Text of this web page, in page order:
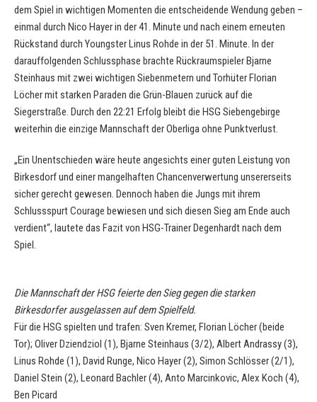
dem Spiel in wichtigen Momenten die entscheidende Wendung geben –
einmal durch Nico Hayer in der 41. Minute und nach einem erneuten
Rückstand durch Youngster Linus Rohde in der 51. Minute. In der
darauffolgenden Schlussphase brachte Rückraumspieler Bjarne
Steinhaus mit zwei wichtigen Siebenmetern und Torhüter Florian
Löcher mit starken Paraden die Grün-Blauen zurück auf die
Siegerstraße. Durch den 22:21 Erfolg bleibt die HSG Siebengebirge
weiterhin die einzige Mannschaft der Oberliga ohne Punktverlust.
„Ein Unentschieden wäre heute angesichts einer guten Leistung von
Birkesdorf und einer mangelhaften Chancenverwertung unsererseits
sicher gerecht gewesen. Dennoch haben die Jungs mit ihrem
Schlussspurt Courage bewiesen und sich diesen Sieg am Ende auch
verdient“, lautete das Fazit von HSG-Trainer Degenhardt nach dem
Spiel.
Die Mannschaft der HSG feierte den Sieg gegen die starken
Birkesdorfer ausgelassen auf dem Spielfeld.
Für die HSG spielten und trafen: Sven Kremer, Florian Löcher (beide
Tor); Oliver Dziendziol (1), Bjarne Steinhaus (3/2), Albert Andrassy (3),
Linus Rohde (1), David Runge, Nico Hayer (2), Simon Schlösser (2/1),
Daniel Stein (2), Leonard Bachler (4), Anto Marcinkovic, Alex Koch (4),
Ben Picard